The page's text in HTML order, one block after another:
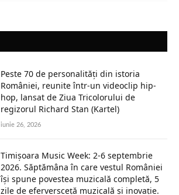
Peste 70 de personalități din istoria
României, reunite într-un videoclip hip-
hop, lansat de Ziua Tricolorului de
regizorul Richard Stan (Kartel)
iunie 26, 2026
Timișoara Music Week: 2-6 septembrie
2026. Săptămâna în care vestul României
își spune povestea muzicală completă, 5
zile de eferversceță muzicală și inovație.